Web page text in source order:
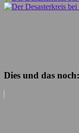
Dies und das noch: